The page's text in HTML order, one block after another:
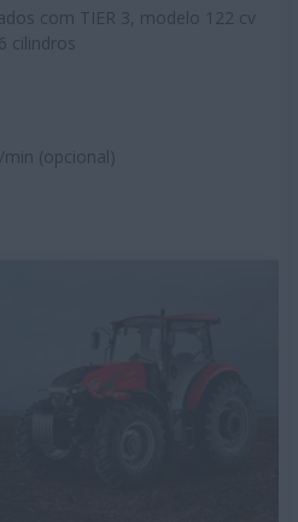
com TIER 3, modelo 122 cv
cilindros
(opcional)